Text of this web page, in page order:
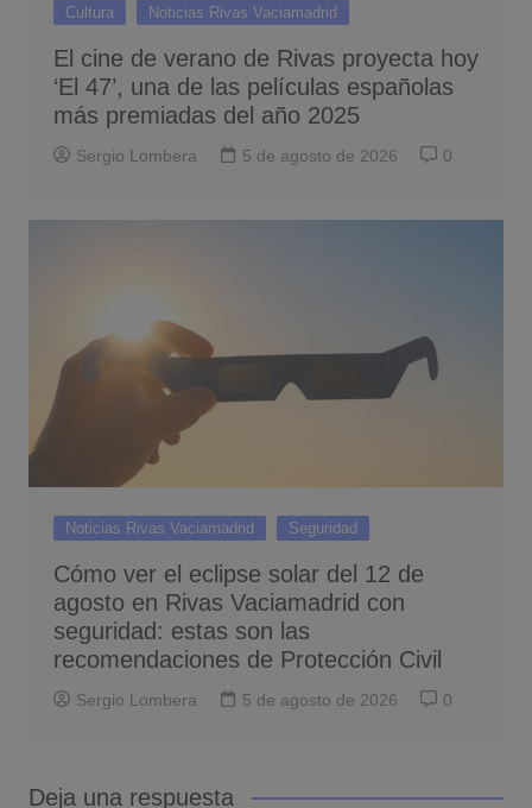
Cultura Noticias Rivas Vaciamadrid
El cine de verano de Rivas proyecta hoy
‘El 47’, una de las películas españolas
más premiadas del año 2025
Sergio Lombera 5 de agosto de 2026 0
Noticias Rivas Vaciamadrid Seguridad
Cómo ver el eclipse solar del 12 de
agosto en Rivas Vaciamadrid con
seguridad: estas son las
recomendaciones de Protección Civil
Sergio Lombera 5 de agosto de 2026 0
Deja una respuesta